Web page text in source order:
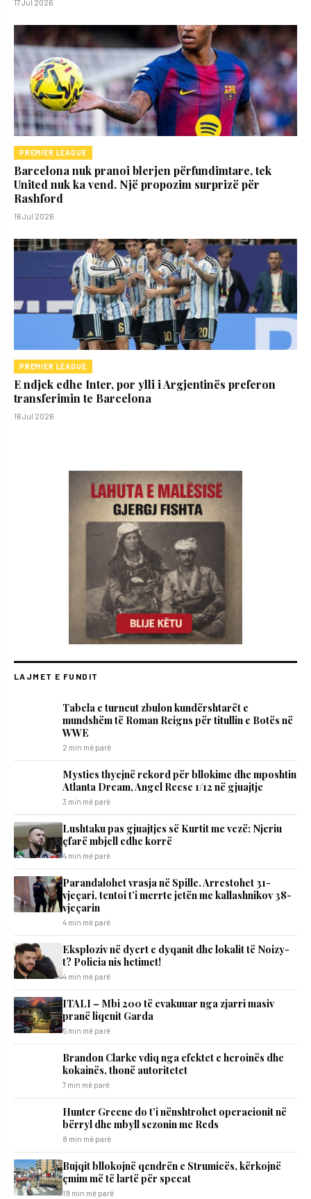
17 Jul 2026
PREMIER LEAGUE
Barcelona nuk pranoi blerjen përfundimtare, tek
United nuk ka vend. Një propozim surprizë për
Rashford
16 Jul 2026
PREMIER LEAGUE
E ndjek edhe Inter, por ylli i Argjentinës preferon
transferimin te Barcelona
16 Jul 2026
LAJMET E FUNDIT
Tabela e turneut zbulon kundërshtarët e
mundshëm të Roman Reigns për titullin e Botës në
WWE
2 min më parë
Mystics thyejnë rekord për bllokime dhe mposhtin
Atlanta Dream, Angel Reese 1/12 në gjuajtje
3 min më parë
​Lushtaku pas gjuajtjes së Kurtit me vezë: Njeriu
çfarë mbjell edhe korrë
4 min më parë
Parandalohet vrasja në Spille. Arrestohet 31-
vjeçari, tentoi t’i merrte jetën me kallashnikov 38-
vjeçarin
4 min më parë
Eksploziv në dyert e dyqanit dhe lokalit të Noizy-
t? Policia nis hetimet!
4 min më parë
ITALI – Mbi 200 të evakuuar nga zjarri masiv
pranë liqenit Garda
5 min më parë
Brandon Clarke vdiq nga efektet e heroinës dhe
kokainës, thonë autoritetet
7 min më parë
Hunter Greene do t’i nënshtrohet operacionit në
bërryl dhe mbyll sezonin me Reds
8 min më parë
Bujqit bllokojnë qendrën e Strumicës, kërkojnë
çmim më të lartë për specat
19 min më parë